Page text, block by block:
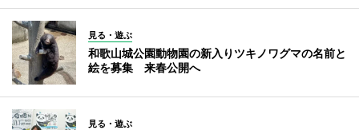
見る・遊ぶ
和歌山城公園動物園の新入りツキノワグマの名前と
絵を募集 来春公開へ
見る・遊ぶ